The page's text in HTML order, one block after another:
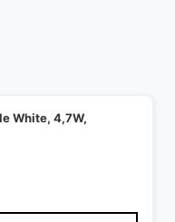
White, 4,7W,